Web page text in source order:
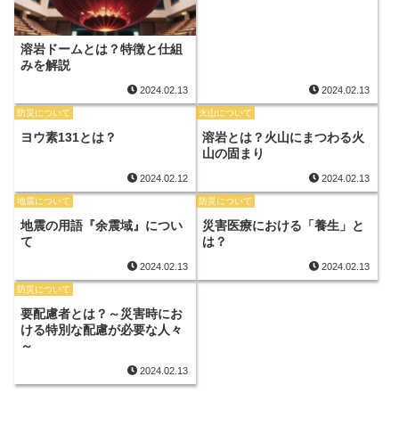
溶岩ドームとは？特徴と仕組
みを解説
2024.02.13 2024.02.13
防災について
ヨウ素131とは？
2024.02.12
火山について
溶岩とは？火山にまつわる火
山の固まり
2024.02.13
地震について
地震の用語『余震域』につい
て
2024.02.13
防災について
災害医療における「養生」と
は？
2024.02.13
防災について
要配慮者とは？～災害時にお
ける特別な配慮が必要な人々
～
2024.02.13